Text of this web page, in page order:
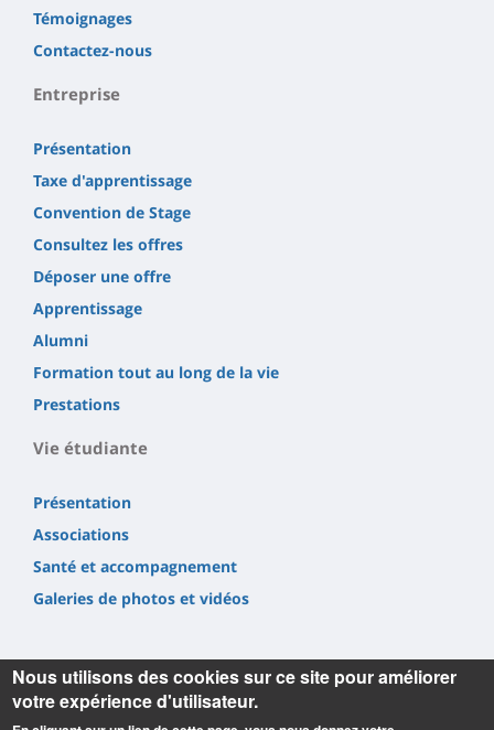
Témoignages
Contactez-nous
Entreprise
Présentation
Taxe d'apprentissage
Convention de Stage
Consultez les offres
Déposer une offre
Apprentissage
Alumni
Formation tout au long de la vie
Prestations
Vie étudiante
Présentation
Associations
Santé et accompagnement
Galeries de photos et vidéos
Nous utilisons des cookies sur ce site pour améliorer
votre expérience d'utilisateur.